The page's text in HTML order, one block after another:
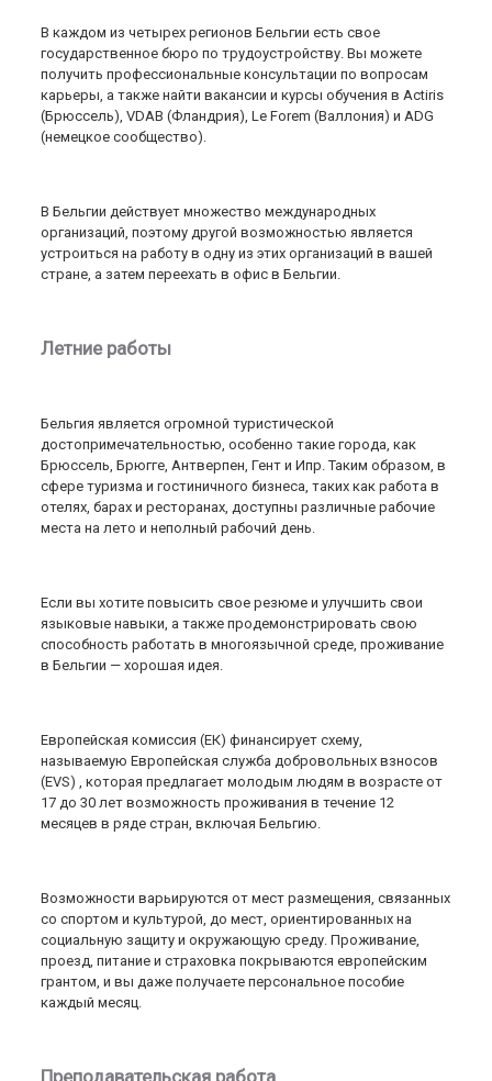
В каждом из четырех регионов Бельгии есть свое
государственное бюро по трудоустройству. Вы можете
получить профессиональные консультации по вопросам
карьеры, а также найти вакансии и курсы обучения в Actiris
(Брюссель), VDAB (Фландрия), Le Forem (Валлония) и ADG
(немецкое сообщество).
В Бельгии действует множество международных
организаций, поэтому другой возможностью является
устроиться на работу в одну из этих организаций в вашей
стране, а затем переехать в офис в Бельгии.
Летние работы
Бельгия является огромной туристической
достопримечательностью, особенно такие города, как
Брюссель, Брюгге, Антверпен, Гент и Ипр. Таким образом, в
сфере туризма и гостиничного бизнеса, таких как работа в
отелях, барах и ресторанах, доступны различные рабочие
места на лето и неполный рабочий день.
Если вы хотите повысить свое резюме и улучшить свои
языковые навыки, а также продемонстрировать свою
способность работать в многоязычной среде, проживание
в Бельгии — хорошая идея.
Европейская комиссия (ЕК) финансирует схему,
называемую Европейская служба добровольных взносов
(EVS) , которая предлагает молодым людям в возрасте от
17 до 30 лет возможность проживания в течение 12
месяцев в ряде стран, включая Бельгию.
Возможности варьируются от мест размещения, связанных
со спортом и культурой, до мест, ориентированных на
социальную защиту и окружающую среду. Проживание,
проезд, питание и страховка покрываются европейским
грантом, и вы даже получаете персональное пособие
каждый месяц.